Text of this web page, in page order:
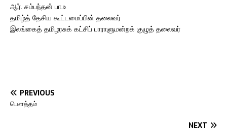
ஆர். சம்பந்தன் பா.உ
தமிழ்த் தேசிய கூட்டமைப்பின் தலைவர்
இலங்கைத் தமிழரசுக் கட்சிப் பாராளுமன்றக் குழுத் தலைவர்
PREVIOUS
பௌத்தம்
NEXT